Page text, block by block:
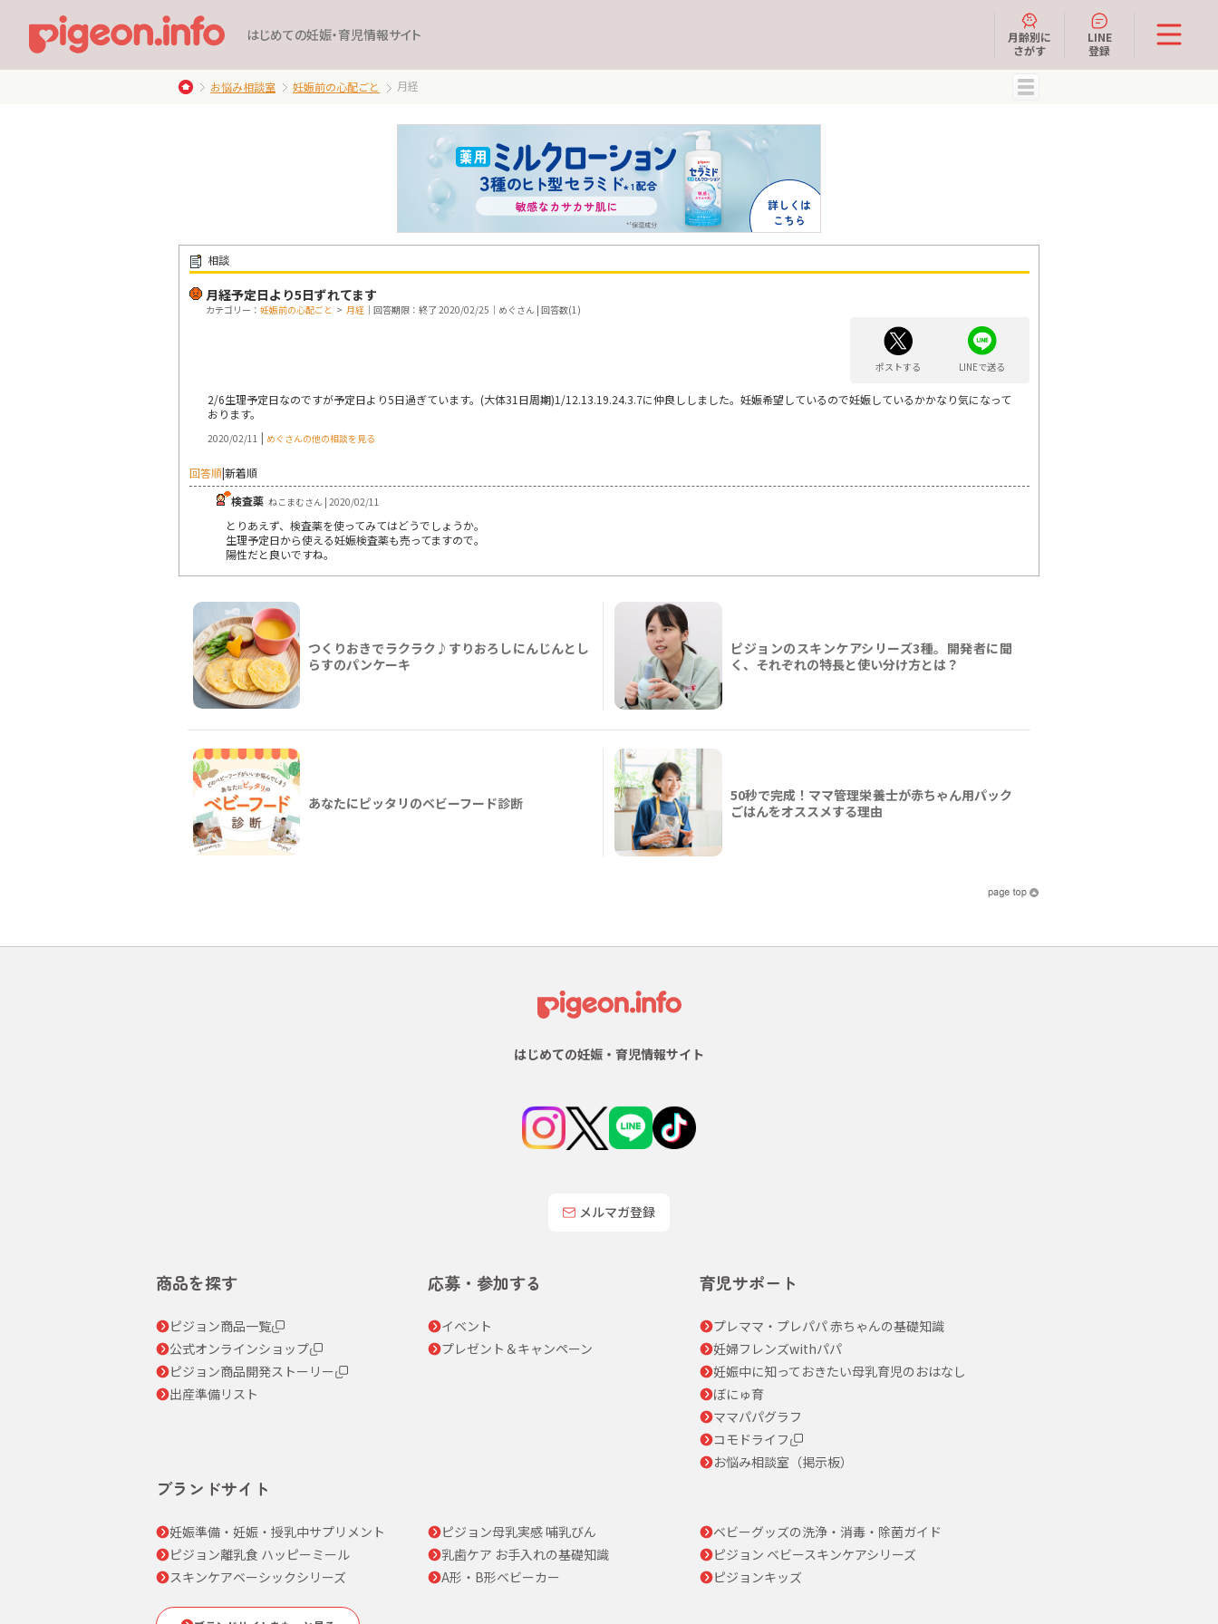
はじめての妊娠・育児情報サイト
月齢別に
さがす
LINE
登録
お悩み相談室 妊娠前の心配ごと 月経
相談
月経予定日より5日ずれてます
カテゴリー： 妊娠前の心配ごと > 月経 ｜回答期限：終了 2020/02/25｜めぐさん | 回答数(1)
ポストする LINEで送る
2/6生理予定日なのですが予定日より5日過ぎています。(大体31日周期)1/12.13.19.24.3.7に仲良ししました。妊娠希望しているので妊娠しているかかなり気になって
おります。
2020/02/11 | めぐさんの他の相談を見る
回答順|新着順
検査薬 ねこまむさん | 2020/02/11
とりあえず、検査薬を使ってみてはどうでしょうか。
生理予定日から使える妊娠検査薬も売ってますので。
陽性だと良いですね。
つくりおきでラクラク♪すりおろしにんじんとし
らすのパンケーキ
ピジョンのスキンケアシリーズ3種。開発者に聞
く、それぞれの特長と使い分け方とは？
あなたにピッタリのベビーフード診断
50秒で完成！ママ管理栄養士が赤ちゃん用パック
ごはんをオススメする理由
はじめての妊娠・育児情報サイト
メルマガ登録
商品を探す
ピジョン商品一覧
公式オンラインショップ
ピジョン商品開発ストーリー
出産準備リスト
応募・参加する
イベント
プレゼント＆キャンペーン
育児サポート
プレママ・プレパパ 赤ちゃんの基礎知識
妊婦フレンズwithパパ
妊娠中に知っておきたい母乳育児のおはなし
ぼにゅ育
ママパパグラフ
コモドライフ
お悩み相談室（掲示板）
ブランドサイト
妊娠準備・妊娠・授乳中サプリメント ピジョン母乳実感 哺乳びん
ベビーグッズの洗浄・消毒・除菌ガイド
ピジョン離乳食 ハッピーミール
乳歯ケア お手入れの基礎知識
ピジョン ベビースキンケアシリーズ
スキンケアベーシックシリーズ
A形・B形ベビーカー ピジョンキッズ